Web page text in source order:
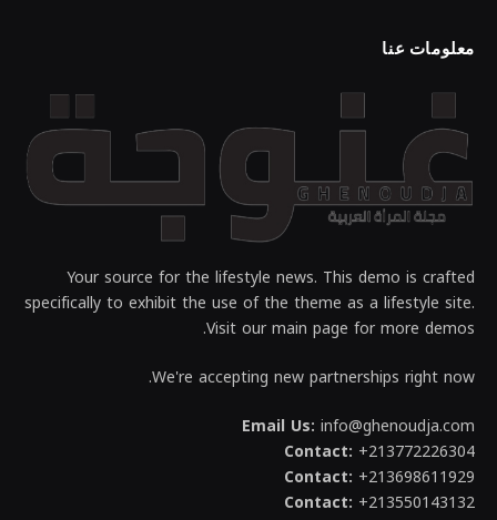
معلومات عنا
Your source for the lifestyle news. This demo is crafted
specifically to exhibit the use of the theme as a lifestyle site.
Visit our main page for more demos.
We're accepting new partnerships right now.
Email Us: info@ghenoudja.com
Contact: +213772226304
Contact: +213698611929
Contact: +213550143132